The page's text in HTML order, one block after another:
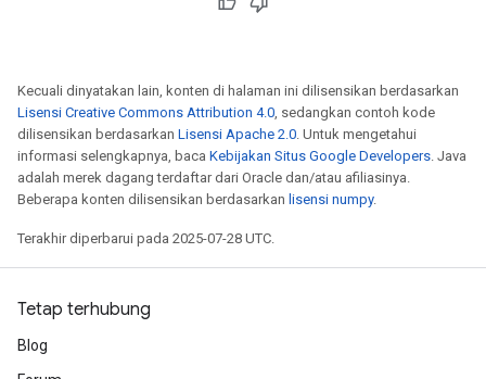
Kecuali dinyatakan lain, konten di halaman ini dilisensikan berdasarkan
Lisensi Creative Commons Attribution 4.0, sedangkan contoh kode
dilisensikan berdasarkan Lisensi Apache 2.0. Untuk mengetahui
informasi selengkapnya, baca Kebijakan Situs Google Developers. Java
adalah merek dagang terdaftar dari Oracle dan/atau afiliasinya.
Beberapa konten dilisensikan berdasarkan lisensi numpy.
Terakhir diperbarui pada 2025-07-28 UTC.
Tetap terhubung
Blog